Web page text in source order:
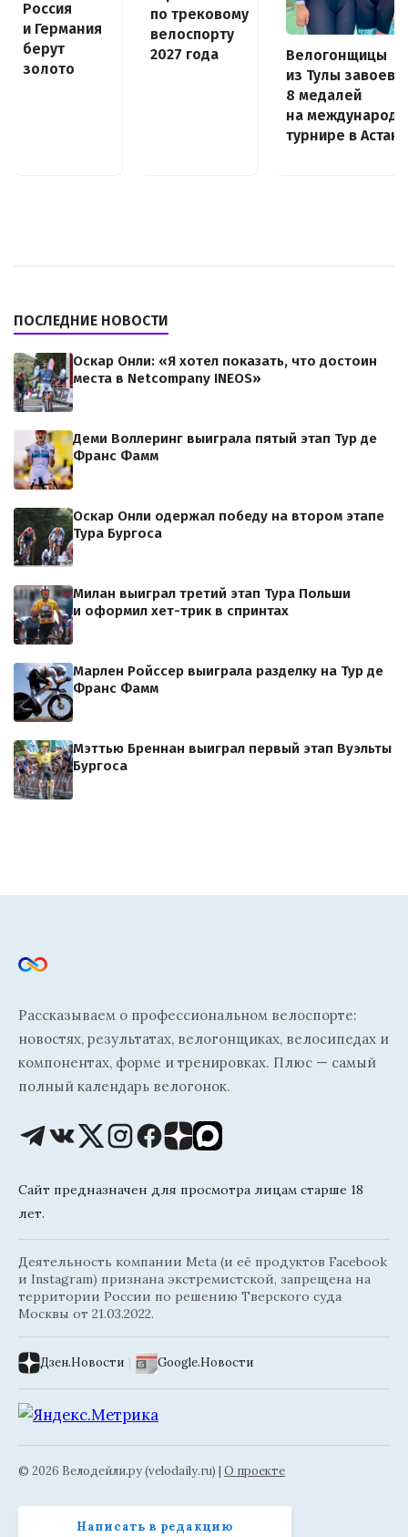
Россия
и Германия
берут
золото
по трековому
велоспорту
2027 года
Велогонщицы
из Тулы
8 медалей
на
турнире в Астане
ПОСЛЕДНИЕ НОВОСТИ
Оскар Онли: «Я хотел показать, что достоин
места в Netcompany INEOS»
Деми Воллеринг выиграла пятый этап Тур де
Франс Фамм
Оскар Онли одержал победу на втором этапе
Тура Бургоса
Милан выиграл третий этап Тура Польши
и оформил хет-трик в спринтах
Марлен Ройссер выиграла разделку на Тур де
Франс Фамм
Мэттью Бреннан выиграл первый этап Вуэльты
Бургоса
Рассказываем о профессиональном велоспорте:
новостях, результатах, велогонщиках, велосипедах и
компонентах, форме и тренировках. Плюс — самый
полный календарь велогонок.
Сайт предназначен для просмотра лицам старше 18
лет.
Деятельность компании Meta (и её продуктов Facebook
и Instagram) признана экстремистской, запрещена на
территории России по решению Тверского суда
Москвы от 21.03.2022.
Дзен.Новости | Google.Новости
© 2026 Велодейли.ру (velodaily.ru) | О проекте
Написать в редакцию